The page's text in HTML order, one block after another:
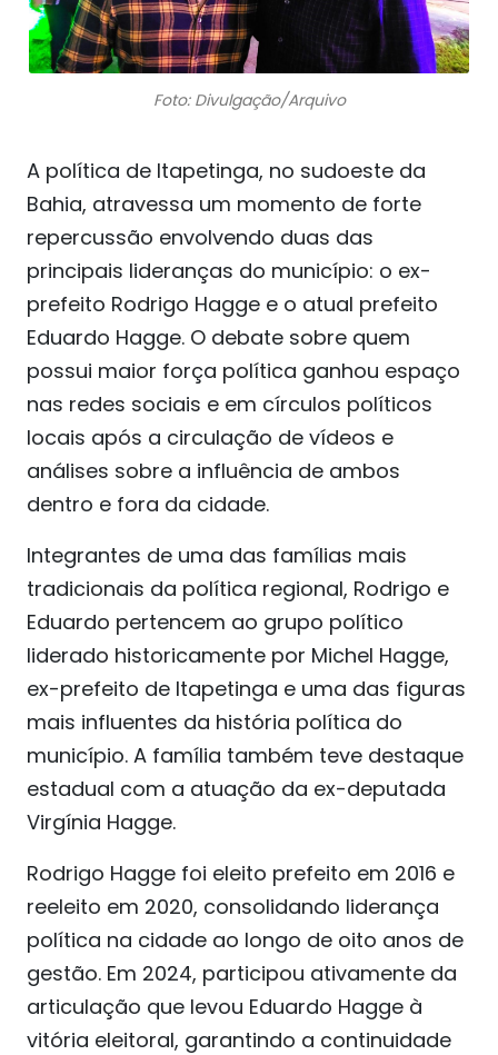
Foto: Divulgação/Arquivo
A política de Itapetinga, no sudoeste da
Bahia, atravessa um momento de forte
repercussão envolvendo duas das
principais lideranças do município: o ex-
prefeito Rodrigo Hagge e o atual prefeito
Eduardo Hagge. O debate sobre quem
possui maior força política ganhou espaço
nas redes sociais e em círculos políticos
locais após a circulação de vídeos e
análises sobre a influência de ambos
dentro e fora da cidade.
Integrantes de uma das famílias mais
tradicionais da política regional, Rodrigo e
Eduardo pertencem ao grupo político
liderado historicamente por Michel Hagge,
ex-prefeito de Itapetinga e uma das figuras
mais influentes da história política do
município. A família também teve destaque
estadual com a atuação da ex-deputada
Virgínia Hagge.
Rodrigo Hagge foi eleito prefeito em 2016 e
reeleito em 2020, consolidando liderança
política na cidade ao longo de oito anos de
gestão. Em 2024, participou ativamente da
articulação que levou Eduardo Hagge à
vitória eleitoral, garantindo a continuidade